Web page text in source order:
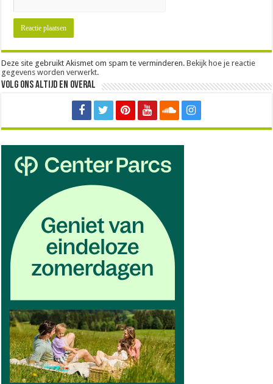
Deze site gebruikt Akismet om spam te verminderen.Bekijk hoe je reactie
gegevens worden verwerkt.
Volg ons altijd en overal